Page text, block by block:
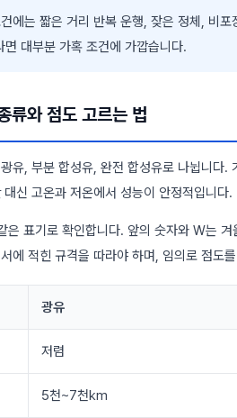
에는 짧은 거리 반복 운행, 잦은 정체, 비
면 대부분 가혹 조건에 가깝습니다.
류와 점도 고르는 법
유, 부분 합성유, 완전 합성유로 나뉩니다
신 고온과 저온에서 성능이 안정적입니다.
표기로 확인합니다. 앞의 숫자와 W는
에 적힌 규격을 따라야 하며, 임의로 점도
광유
저렴
5천~7천km